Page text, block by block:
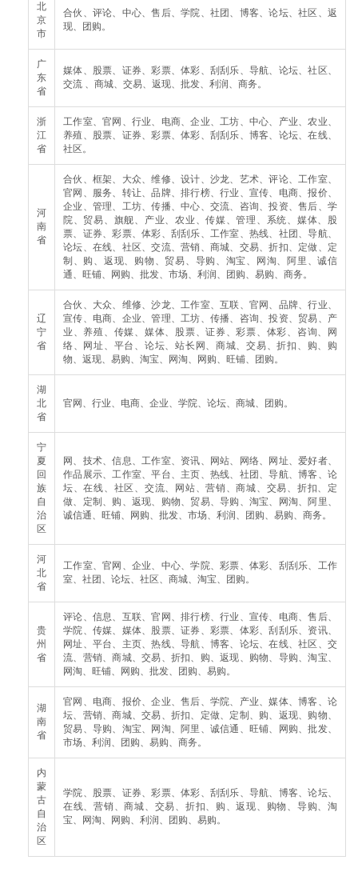
北
京
市
合伙、评论、中心、售后、学院、社团、博客、论坛、社区、返
现、团购。
广
东
省
媒体、股票、证券、彩票、体彩、刮刮乐、导航、论坛、社区、
交流 、商城、交易、返现、批发、利润、商务。
浙
江
省
工作室、官网、行业、电商、企业、工坊、中心、产业、农业、
养殖、股票、证券、彩票、体彩、刮刮乐、博客、论坛、在线、
社区。
河
南
省
合伙、框架、大众、维修、设计、沙龙、艺术、评论、工作室、
官网、服务、转让、品牌、排行榜、行业、宣传、电商、报价、
企业、管理、工坊、传播、中心、交流、咨询、投资、售后、学
院、贸易、旗舰、产业、农业、传媒、管理、系统、媒体、股
票、证券、彩票、体彩、刮刮乐、工作室、热线、社团、导航、
论坛、在线、社区、交流、营销、商城、交易、折扣、定做、定
制、购、返现、购物、贸易、导购、淘宝、网淘、阿里、诚信
通、旺铺、网购、批发、市场、利润、团购、易购、商务。
辽
宁
省
合伙、大众、维修、沙龙、工作室、互联、官网、品牌、行业、
宣传、电商、企业、管理、工坊、传播、咨询、投资、贸易、产
业、养殖、传媒、媒体、股票、证券、彩票、体彩、咨询、网
络、网址、平台、论坛、站长网、商城、交易、折扣、购、购
物、返现、易购、淘宝、网淘、网购、旺铺、团购。
湖
北
省
官网、行业、电商、企业、学院、论坛、商城、团购。
宁
夏
回
族
自
治
区
网、技术、信息、工作室、资讯、网站、网络、网址、爱好者、
作品展示、工作室、平台、主页、热线、社团、导航、博客、论
坛、在线、社区、交流、网站、营销、商城、交易、折扣、定
做、定制、购、返现、购物、贸易、导购、淘宝、网淘、阿里、
诚信通、旺铺、网购、批发、市场、利润、团购、易购、商务。
河
北
省
工作室、官网、企业、中心、学院、彩票、体彩、刮刮乐、工作
室、社团、论坛、社区、商城、淘宝、团购。
贵
州
省
评论、信息、互联、官网、排行榜、行业、宣传、电商、售后、
学院、传媒、媒体、股票、证券、彩票、体彩、刮刮乐、资讯、
网址、平台、主页、热线、导航、博客、论坛、在线、社区、交
流、营销、商城、交易、折扣、购、返现、购物、导购、淘宝、
网淘、旺铺、网购、批发、团购、易购。
湖
南
省
官网、电商、报价、企业、售后、学院、产业、媒体、博客、论
坛、营销、商城、交易、折扣、定做、定制、购、返现、购物、
贸易、导购、淘宝、网淘、阿里、诚信通、旺铺、网购、批发、
市场、利润、团购、易购、商务。
内
蒙
古
自
治
区
学院、股票、证券、彩票、体彩、刮刮乐、导航、博客、论坛、
在线、营销、商城、交易、折扣、购、返现、购物、导购、淘
宝、网淘、网购、利润、团购、易购。